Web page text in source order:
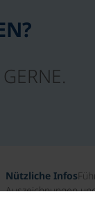
Nützliche Infos
Auszeichnungen